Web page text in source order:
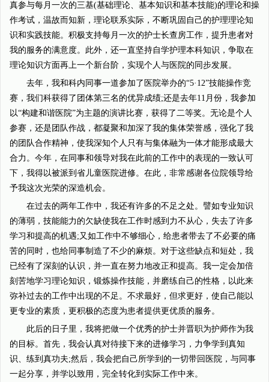
真参与每月一次的三基(基础理论、基本知识和基本技能)的理论和操
作考试，温故而知新，理论联系实际，不断巩固自己的护理理论知
识和实践技能。积极支持每月一次的护士长查房工作，提升患者对
我的服务的满意度。此外，还一直坚持自学护理本科知识，争取在
理论知识方面再上一个新台阶，实现个人与医院的同步发展。
去年，我和科内同事一道参加了医院举办的“5·12”技能操作竞
赛，我们科获得了团体第三名的优异成绩;还是去年11月份，我参加
以“构建和谐医院”为主题的演讲比赛，获得了二等奖。无论是个人
参赛，还是团队作战，都凝聚和加深了我的集体荣誉感，强化了我
的团队合作精神，使我深知个人只有与集体融为一体才能形成最大
合力。今年，在同事和领导对我在此前的工作中的表现的一致认可
下，我得以被派到省儿童医院进修。在此，非常感谢各位院领导给
予我这次光荣的深造机会。
在过去的两年工作中，我还有许多的不足之处。譬如专业知识
的薄弱，技能能力的欠缺使我在工作时感到力不从心，失去了许多
学习和提高的机遇;又如工作中不够细心，给患者带去了不必要的痛
苦的同时，也给同事制造了不少的麻烦。对于这些缺点和短处，我
已经有了深刻的认识，并一直在努力地改正和提高。我一定会加倍
刻苦地学习理论知识，锻炼操作技能，并磨练自己的性格，以此来
弥补过去的工作中出现的不足。不求最好，但求更好，使自己能以
更专业的素质，更积极的态度为患者提供更优质的服务。
此后的日子里，我将把做一个优秀的护士并晋职为护师作为我
的目标。首先，我会认真对待接下来的进修学习，力争学到真知
识、练到真功夫;然后，我会把自己所学到的一切带回医院，与同事
一起分享，并学以致用，完全转化到实际工作中来。